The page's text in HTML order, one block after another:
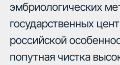
эмбриологических
государственных
российской
попутная чистка